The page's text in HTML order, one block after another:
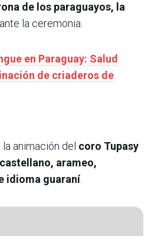
de los paraguayos, la
la ceremonia.
en Paraguay: Salud
de criaderos de
animación del coro Tupasy
arameo,
idioma guaraní.